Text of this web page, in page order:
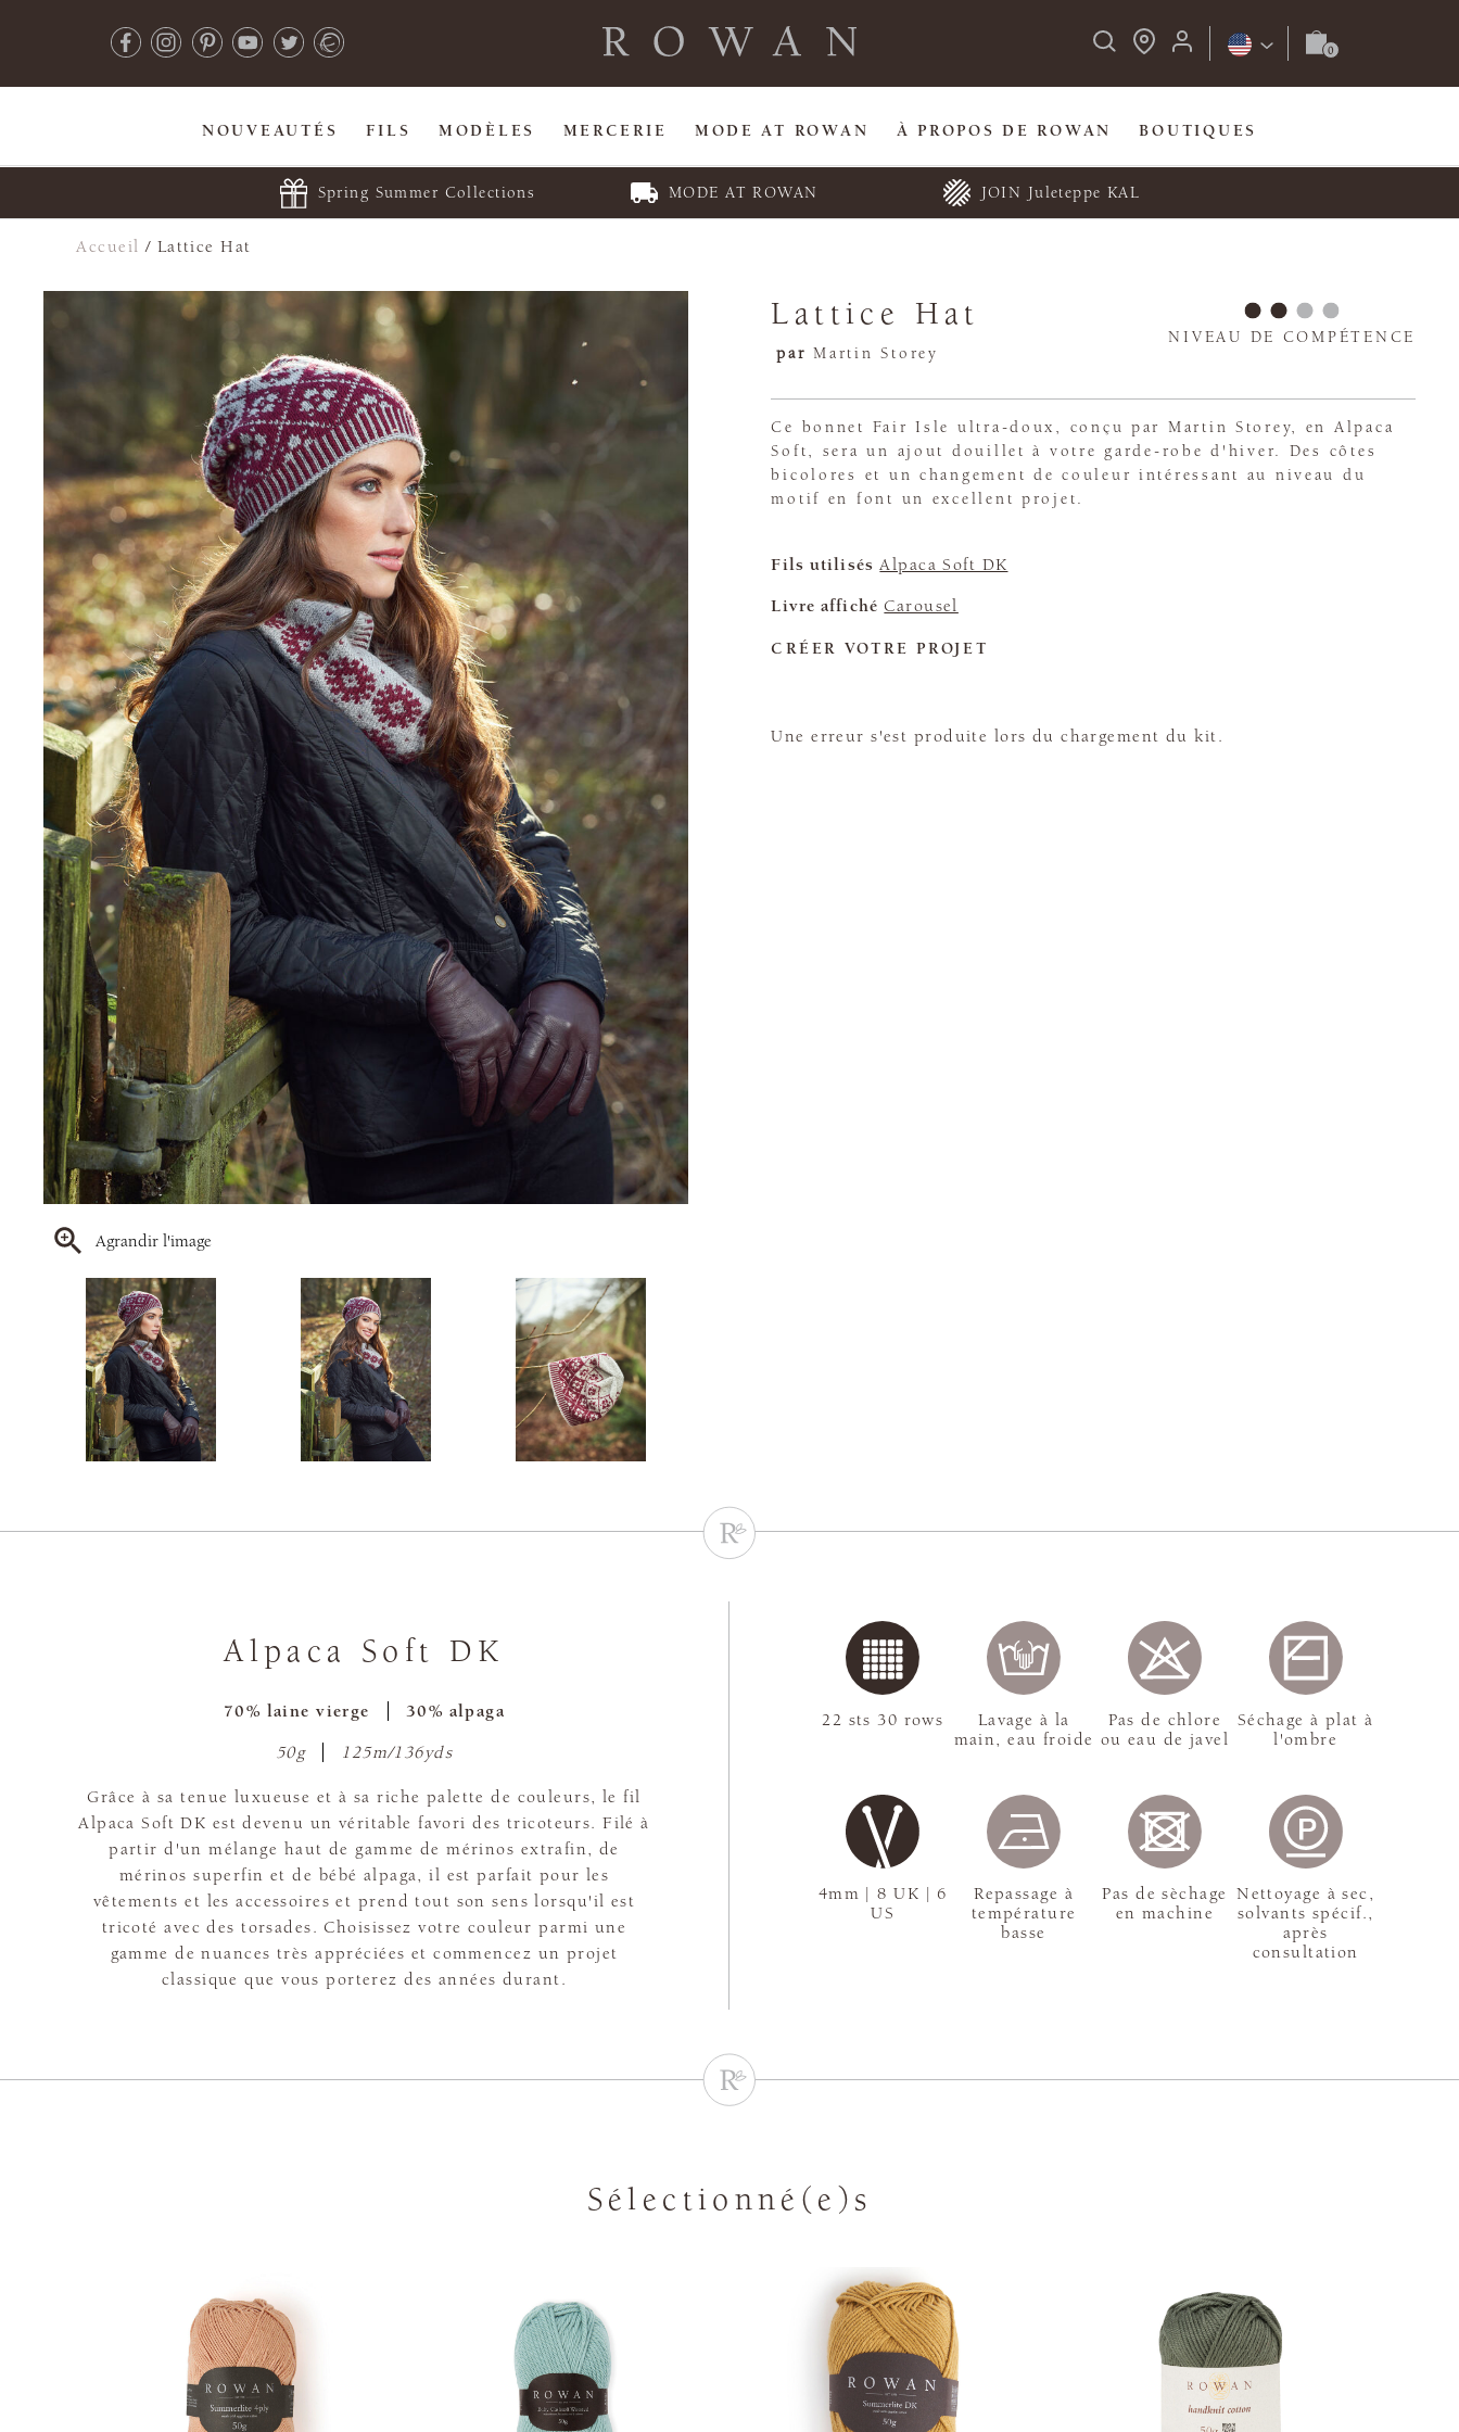
NOUVEAUTÉS FILS MODÈLES MERCERIE MODE AT ROWAN À PROPOS DE ROWAN BOUTIQUES
Spring Summer Collections MODE AT ROWAN JOIN Juleteppe KAL
Accueil / Lattice Hat
Agrandir l'image
Lattice Hat
par Martin Storey
NIVEAU DE COMPÉTENCE
Ce bonnet Fair Isle ultra-doux, conçu par Martin Storey, en Alpaca
Soft, sera un ajout douillet à votre garde-robe d'hiver. Des côtes
bicolores et un changement de couleur intéressant au niveau du
motif en font un excellent projet.
Fils utilisés Alpaca Soft DK
Livre affiché Carousel
CRÉER VOTRE PROJET
Une erreur s'est produite lors du chargement du kit.
Alpaca Soft DK
70% laine vierge 30% alpaga
50g 125m/136yds
Grâce à sa tenue luxueuse et à sa riche palette de couleurs, le fil
Alpaca Soft DK est devenu un véritable favori des tricoteurs. Filé à
partir d'un mélange haut de gamme de mérinos extrafin, de
mérinos superfin et de bébé alpaga, il est parfait pour les
vêtements et les accessoires et prend tout son sens lorsqu'il est
tricoté avec des torsades. Choisissez votre couleur parmi une
gamme de nuances très appréciées et commencez un projet
classique que vous porterez des années durant.
4mm | 8 UK | 6
US
22 sts 30 rows
Lavage à la
main, eau froide
Pas de chlore
ou eau de javel
Séchage à plat à
l'ombre
Repassage à
température
basse
Pas de sèchage
en machine
Nettoyage à sec,
solvants spécif.,
après
consultation
Sélectionné(e)s